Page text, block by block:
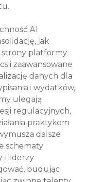
AI
jak
strony platformy
i zaawansowane
danych dla
i wydatków,
ulegają
regulacyjnych,
praktykom
dalsze
schematy
i liderzy
budując